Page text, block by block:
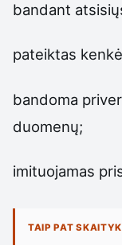
bandant
pateiktas
bandoma
duomenų;
imituojamas
TAIP PAT